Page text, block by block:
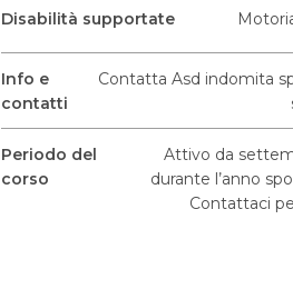
Disabilità supportate
Info e
contatti
Contatta Asd indomita
Periodo del
corso
Attivo da
durante l’anno
Contattaci